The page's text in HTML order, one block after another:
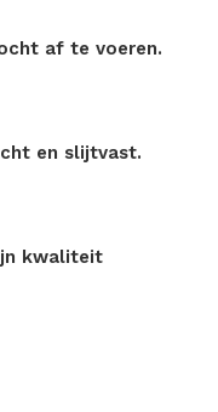
af te voeren.
en slijtvast.
kwaliteit